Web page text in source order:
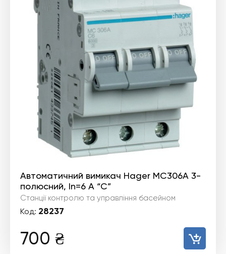
Автоматичний вимикач Hager MC306A 3-
полюсний, In=6 А “C”
Станції контролю та управління басейном
Код: 28237
700 ₴